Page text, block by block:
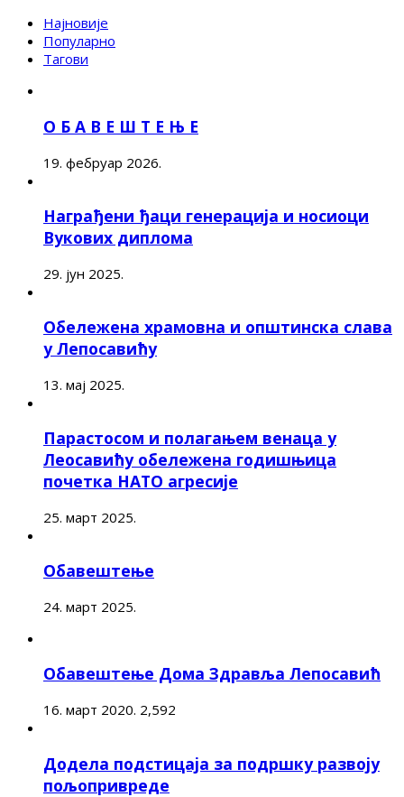
Најновије
Популарно
Тагови
О Б А В Е Ш Т Е Њ Е
19. фебруар 2026.
Награђени ђаци генерација и носиоци
Вукових диплома
29. јун 2025.
Обележена храмовна и општинска слава
у Лепосавићу
13. мај 2025.
Парастосом и полагањем венаца у
Леосавићу обележена годишњица
почетка НАТО агресије
25. март 2025.
Обавештење
24. март 2025.
Обавештење Дома Здравља Лепосавић
16. март 2020. 2,592
Додела подстицаја за подршку развоју
пољопривреде